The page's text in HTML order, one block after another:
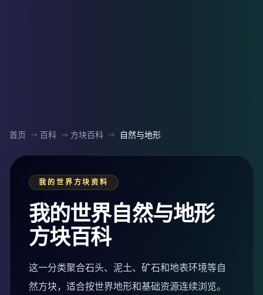
首页 百科 方块百科 自然与地形
我的世界方块资料
我的世界自然与地形
方块百科
这一分类聚合石头、泥土、矿石和地表环境等自
然方块，适合按世界地形和基础资源连续浏览。